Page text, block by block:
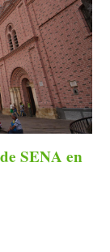
SENA en